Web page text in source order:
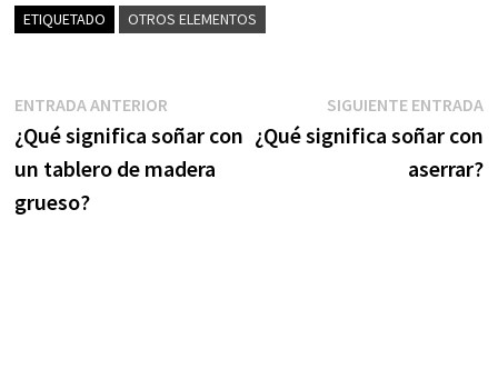
ETIQUETADO OTROS ELEMENTOS
Navegación
de
entradas
ENTRADA ANTERIOREntrada
anterior:
¿Qué significa soñar con
un tablero de madera
grueso?
SIGUIENTE ENTRADA
¿Qué significa soñar con
aserrar?